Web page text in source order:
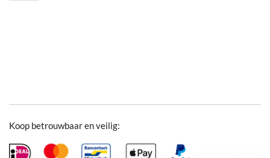
Koop betrouwbaar en veilig: